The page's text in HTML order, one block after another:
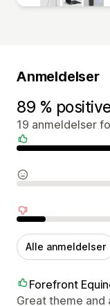
Anmeldelser
89 %
19 anmeldelser
Positive
Neutrale
Negative
Alle anmeldelser
Forefront
Great theme and